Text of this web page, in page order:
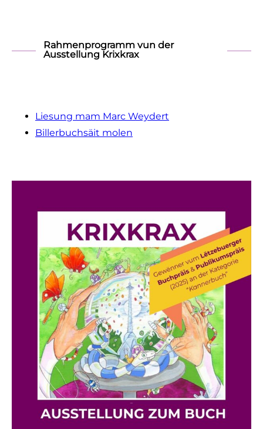
Rahmenprogramm vun der
Ausstellung Krixkrax
Liesung mam Marc Weydert
Billerbuchsäit molen